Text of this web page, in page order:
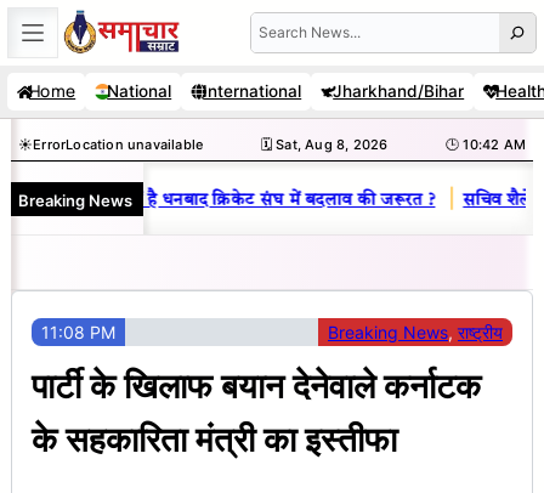
Skip
to
content
Search
Home National International Jharkhand/Bihar
☀️ErrorLocation unavailable 🗓️ Sat, Aug 8, 2026 🕒 10:42 AM
Breaking News
राज : जानें क्यों है धनबाद क्रिकेट संघ में बदलाव की जरूरत ? | सचिव शैलेंद्र
11:08 PM Breaking News, राष्ट्रीय
पार्टी के खिलाफ बयान देनेवाले कर्नाटक
के सहकारिता मंत्री का इस्तीफा